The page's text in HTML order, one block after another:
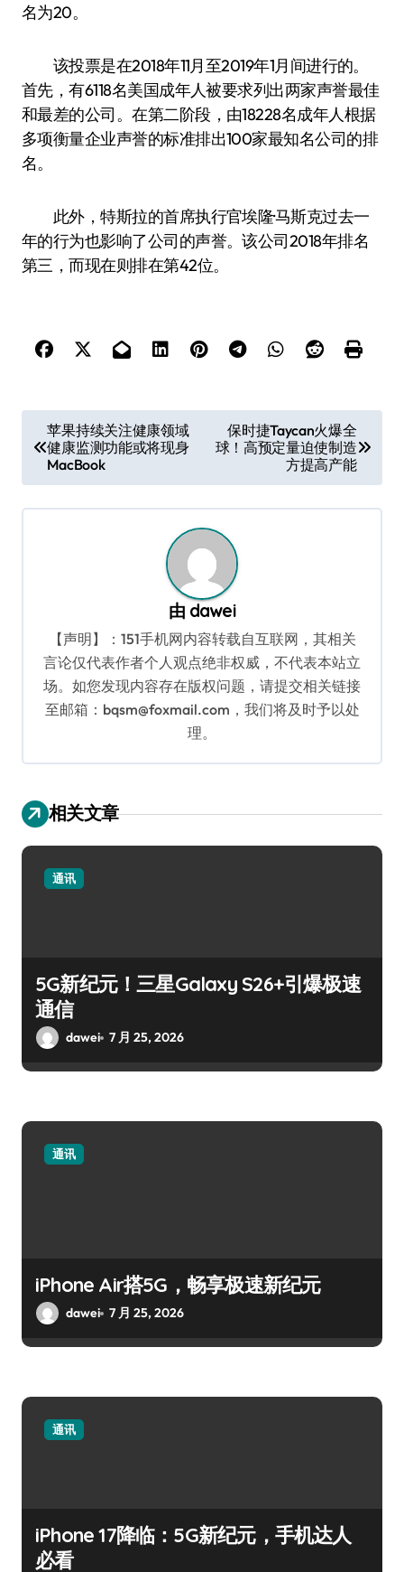
名为20。
该投票是在2018年11月至2019年1月间进行的。
首先，有6118名美国成年人被要求列出两家声誉最佳
和最差的公司。在第二阶段，由18228名成年人根据
多项衡量企业声誉的标准排出100家最知名公司的排
名。
此外，特斯拉的首席执行官埃隆·马斯克过去一
年的行为也影响了公司的声誉。该公司2018年排名
第三，而现在则排在第42位。
章
导
航
苹果持续关注健康领域
健康监测功能或将现身
MacBook
保时捷Taycan火爆全
球！高预定量迫使制造
方提高产能
由 dawei
【声明】：151手机网内容转载自互联网，其相关
言论仅代表作者个人观点绝非权威，不代表本站立
场。如您发现内容存在版权问题，请提交相关链接
至邮箱：bqsm@foxmail.com，我们将及时予以处
理。
相关文章
通讯
5G新纪元！三星Galaxy S26+引爆极速
通信
dawei 7 月 25, 2026
通讯
iPhone Air搭5G，畅享极速新纪元
dawei 7 月 25, 2026
通讯
iPhone 17降临：5G新纪元，手机达人
必看